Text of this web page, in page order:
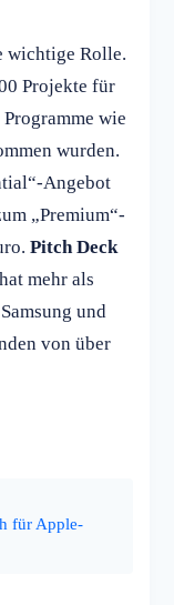
wichtige Rolle.
Projekte für
wie
wurden.
Angebot
„Premium“-
Pitch Deck
mehr als
und
von über
für Apple-